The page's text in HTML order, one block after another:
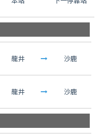
龍井 沙鹿
龍井 沙鹿